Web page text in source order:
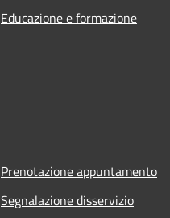
Educazione e formazione
Prenotazione appuntamento
Segnalazione disservizio